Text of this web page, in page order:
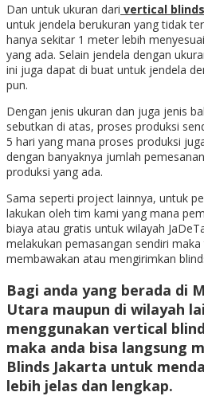
Dan untuk ukuran dari vertical blinds
untuk jendela berukuran yang tidak
hanya sekitar 1 meter lebih
yang ada. Selain jendela dengan
ini juga dapat di buat untuk jendela
pun.
Dengan jenis ukuran dan juga jenis
sebutkan di atas, proses produksi
5 hari yang mana proses produksi
dengan banyaknya jumlah
produksi yang ada.
Sama seperti project lainnya, untuk
lakukan oleh tim kami yang mana
biaya atau gratis untuk wilayah
melakukan pemasangan sendiri
membawakan atau mengirimkan
Bagi anda yang berada di
Utara maupun di wilayah
menggunakan vertical
maka anda bisa langsung
Blinds Jakarta untuk
lebih jelas dan lengkap.